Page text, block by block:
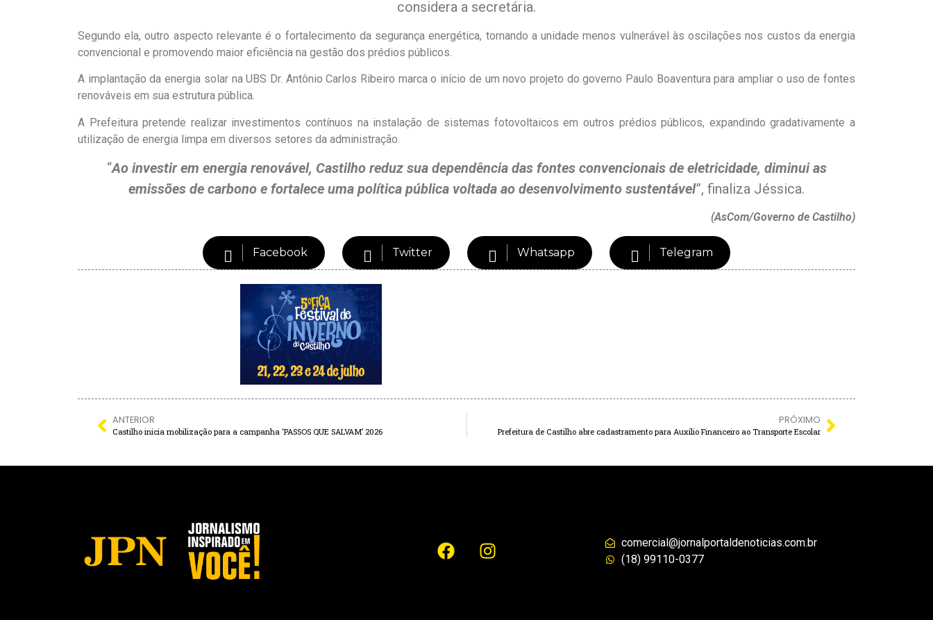
considera a secretária.
Segundo ela, outro aspecto relevante é o fortalecimento da segurança energética, tornando a unidade menos vulnerável às oscilações nos custos da energia
convencional e promovendo maior eficiência na gestão dos prédios públicos.
A implantação da energia solar na UBS Dr. Antônio Carlos Ribeiro marca o início de um novo projeto do governo Paulo Boaventura para ampliar o uso de fontes
renováveis em sua estrutura pública.
A Prefeitura pretende realizar investimentos contínuos na instalação de sistemas fotovoltaicos em outros prédios públicos, expandindo gradativamente a
utilização de energia limpa em diversos setores da administração.
“Ao investir em energia renovável, Castilho reduz sua dependência das fontes convencionais de eletricidade, diminui as
emissões de carbono e fortalece uma política pública voltada ao desenvolvimento sustentável”, finaliza Jéssica.
(AsCom/Governo de Castilho)
Facebook Twitter Whatsapp Telegram
ANTERIOR
Castilho inicia mobilização para a campanha ‘PASSOS QUE SALVAM’ 2026
PRÓXIMO
Prefeitura de Castilho abre cadastramento para Auxílio Financeiro ao Transporte Escolar
comercial@jornalportaldenoticias.com.br
(18) 99110-0377